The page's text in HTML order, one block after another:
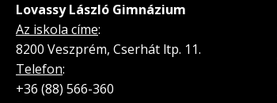
Lovassy László Gimnázium
Az iskola címe:
8200 Veszprém, Cserhát ltp. 11.
Telefon:
+36 (88) 566-360